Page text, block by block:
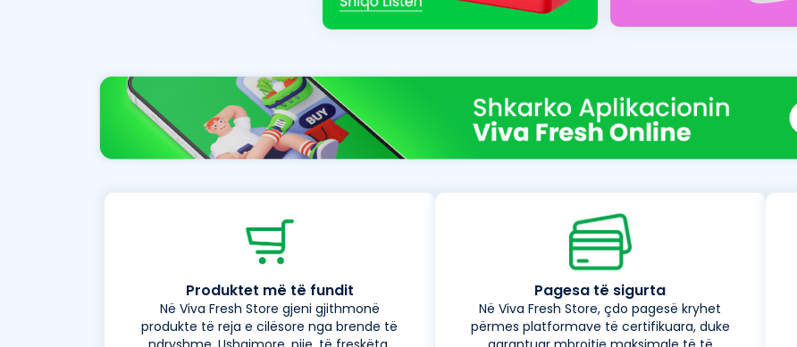
Produktet më të fundit
Në Viva Fresh Store gjeni gjithmonë
produkte të reja e cilësore nga brende të
Pagesa të sigurta
Në Viva Fresh Store, çdo pagesë kryhet
përmes platformave të certifikuara, duke